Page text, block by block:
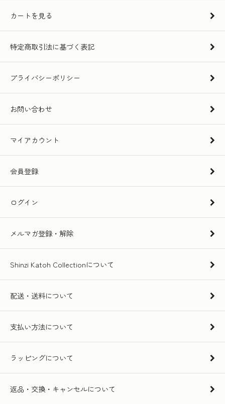
カートを見る
特定商取引法に基づく表記
プライバシーポリシー
お問い合わせ
マイアカウント
会員登録
ログイン
メルマガ登録・解除
Shinzi Katoh Collectionについて
配送・送料について
支払い方法について
ラッピングについて
返品・交換・キャンセルについて